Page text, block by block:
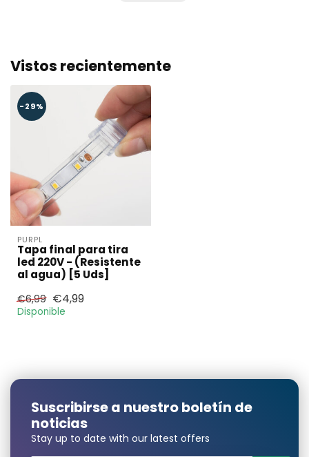
Vistos recientemente
-29%
PURPL
Tapa final para tira
led 220V - (Resistente
al agua) [5 Uds]
€6,99 €4,99
Disponible
¿Necesita una
cantidad mayor?
Suscribirse a nuestro boletín de
noticias
Stay up to date with our latest offers